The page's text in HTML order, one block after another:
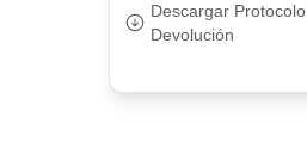
Descargar
Devolución